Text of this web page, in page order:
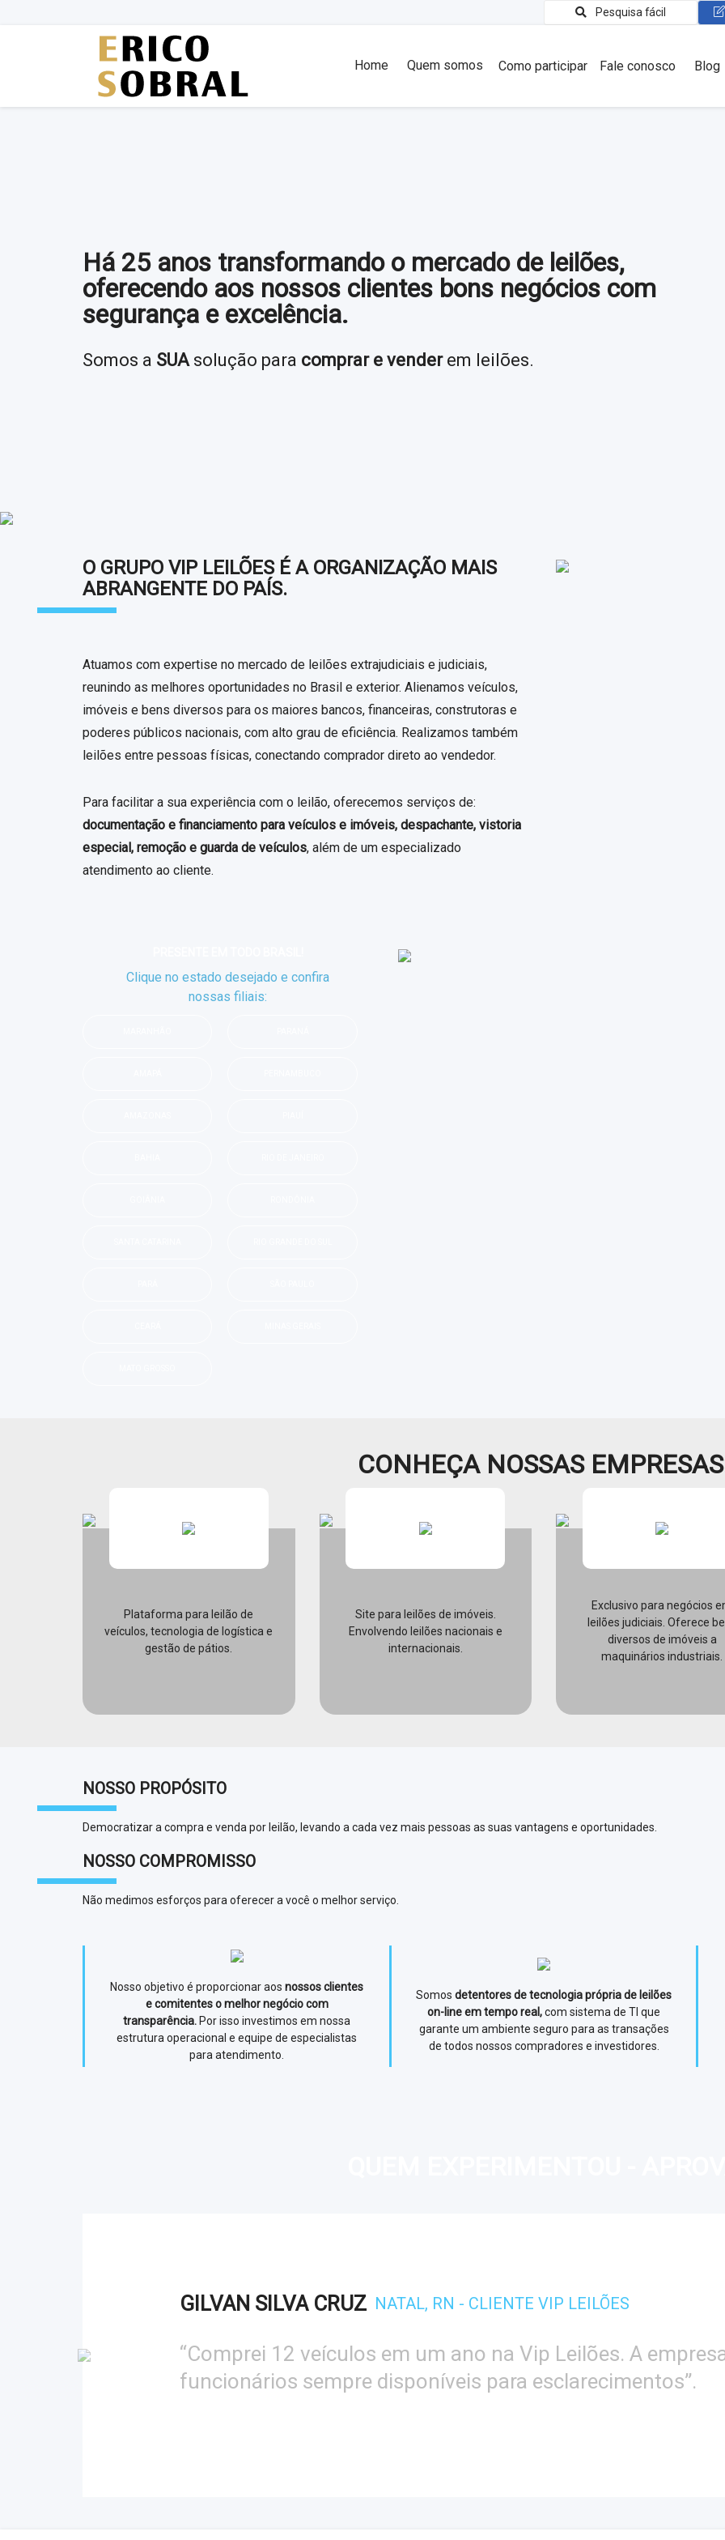
Pesquisa fácil
Home Quem somos Como participar Fale conosco Blog
Há 25 anos transformando o mercado de leilões,
oferecendo aos nossos clientes bons negócios com
segurança e excelência.
Somos a SUAsolução para comprar e venderem leilões.
O GRUPO VIP LEILÕESÉ A ORGANIZAÇÃO MAIS
ABRANGENTE DO PAÍS.
Atuamos com expertise no mercado de leilões extrajudiciais e judiciais,
reunindo as melhores oportunidades no Brasil e exterior. Alienamos veículos,
imóveis e bens diversos para os maiores bancos, financeiras, construtoras e
poderes públicos nacionais, com alto grau de eficiência. Realizamos também
leilões entre pessoas físicas, conectando comprador direto ao vendedor.
Para facilitar a sua experiência com o leilão, oferecemos serviços de:
documentação e financiamento para veículos e imóveis, despachante, vistoria
especial, remoção e guarda de veículos, além de um especializado
atendimento ao cliente.
Clique no estado desejado e confira
nossas filiais:
CONHEÇA NOSSAS
Plataforma para leilão de
veículos, tecnologia de logística e
gestão de pátios.
Site para leilões de imóveis.
Envolvendo leilões nacionais e
internacionais.
Exclusivo para negócios
leilões judiciais. Oferece
diversos de imóveis a
maquinários industriais.
NOSSO PROPÓSITO
Democratizar a compra e venda por leilão, levando a cada vez mais pessoas as suas vantagens e oportunidades.
NOSSO COMPROMISSO
Não medimos esforços para oferecer a você o melhor serviço.
Nosso objetivo é proporcionar aosnossos clientes
e comitentes o melhor negócio com
transparência.Por isso investimos em nossa
estrutura operacional e equipe de especialistas
para atendimento.
Somos detentores de tecnologia própria de leilões
on-line em tempo real,com sistema de TI que
garante um ambiente seguro para as transações
de todos nossos compradores e investidores.
ORLANDO MARTINS PR - CLIENTE VIP LEILÕES
“Sou cliente da Vip Leilões há 7 anos, já fiz bons negócios
ótimos resultados. Sempre indico para vários amigos!”.